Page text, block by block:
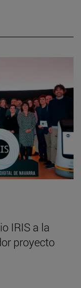
IRIS a la
proyecto